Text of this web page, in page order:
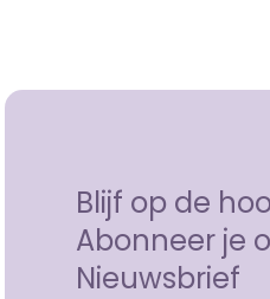
Blijf op de
Abonneer je
Nieuwsbrief